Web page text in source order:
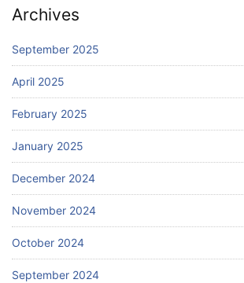
Archives
September 2025
April 2025
February 2025
January 2025
December 2024
November 2024
October 2024
September 2024